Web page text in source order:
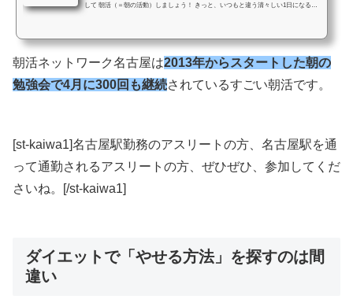
して 朝活（＝朝の活動）しましょう！ きっと、いつもと違う清々しい1日になるこ
朝活ネットワーク名古屋は2013年からスタートした朝の
勉強会で4月に300回も継続されているすごい朝活です。
[st-kaiwa1]名古屋駅勤務のアスリートの方、名古屋駅を通
って通勤されるアスリートの方、ぜひぜひ、参加してくだ
さいね。[/st-kaiwa1]
ダイエットで「やせる方法」を探すのは間
違い